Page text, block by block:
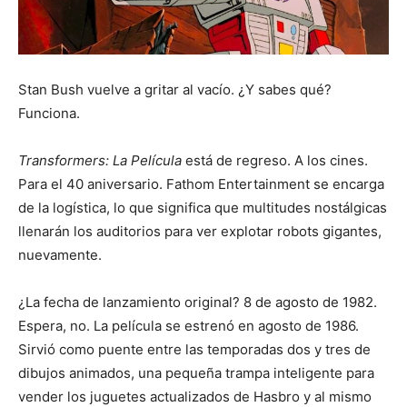
Stan Bush vuelve a gritar al vacío. ¿Y sabes qué?
Funciona.
Transformers: La Película está de regreso. A los cines.
Para el 40 aniversario. Fathom Entertainment se encarga
de la logística, lo que significa que multitudes nostálgicas
llenarán los auditorios para ver explotar robots gigantes,
nuevamente.
¿La fecha de lanzamiento original? 8 de agosto de 1982.
Espera, no. La película se estrenó en agosto de 1986.
Sirvió como puente entre las temporadas dos y tres de
dibujos animados, una pequeña trampa inteligente para
vender los juguetes actualizados de Hasbro y al mismo